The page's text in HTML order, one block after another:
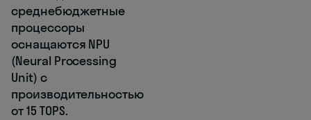
среднебюджетные
процессоры
оснащаются NPU
(Neural Processing
Unit) с
производительностью
от 15 TOPS.